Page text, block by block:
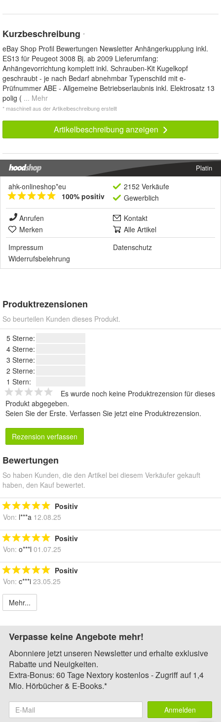
Kurzbeschreibung *
eBay Shop Profil Bewertungen Newsletter Anhängerkupplung inkl.
ES13 für Peugeot 3008 Bj. ab 2009 Lieferumfang:
Anhängevorrichtung komplett inkl. Schrauben-Kit Kugelkopf
geschraubt - je nach Bedarf abnehmbar Typenschild mit e-
Prüfnummer ABE - Allgemeine Betriebserlaubnis inkl. Elektrosatz 13
polig ( ... Mehr
* maschinell aus der Artikelbeschreibung erstellt
Artikelbeschreibung anzeigen
Platin
ahk-onlineshop*eu
100% positiv
2152 Verkäufe
Gewerblich
Anrufen
Kontakt
Merken
Alle Artikel
Impressum
Datenschutz
Widerrufsbelehrung
Produktrezensionen
So beurteilen Kunden dieses Produkt.
5 Sterne:
4 Sterne:
3 Sterne:
2 Sterne:
1 Stern:
Es wurde noch keine Produktrezension für dieses
Produkt abgegeben.
Seien Sie der Erste. Verfassen Sie jetzt eine Produktrezension.
Rezension verfassen
Bewertungen
So haben Kunden, die den Artikel bei diesem Verkäufer gekauft
haben, den Kauf bewertet.
Positiv
Von: l***a 12.08.25
Positiv
Von: o***l 01.07.25
Positiv
Von: c***i 23.05.25
Mehr...
Verpasse keine Angebote mehr!
Abonniere jetzt unseren Newsletter und erhalte exklusive
Rabatte und Neuigkeiten.
Extra-Bonus: 60 Tage Nextory kostenlos - Zugriff auf 1,4
Mio. Hörbücher & E-Books.*
Anmelden